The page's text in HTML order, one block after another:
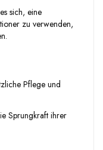
sich, eine
zu verwenden,
Pflege und
Sprungkraft ihrer